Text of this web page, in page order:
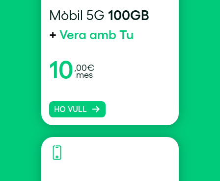
Mòbil 5G 100GB
+ Vera amb Tu
10 ,00€
mes
HO VULL